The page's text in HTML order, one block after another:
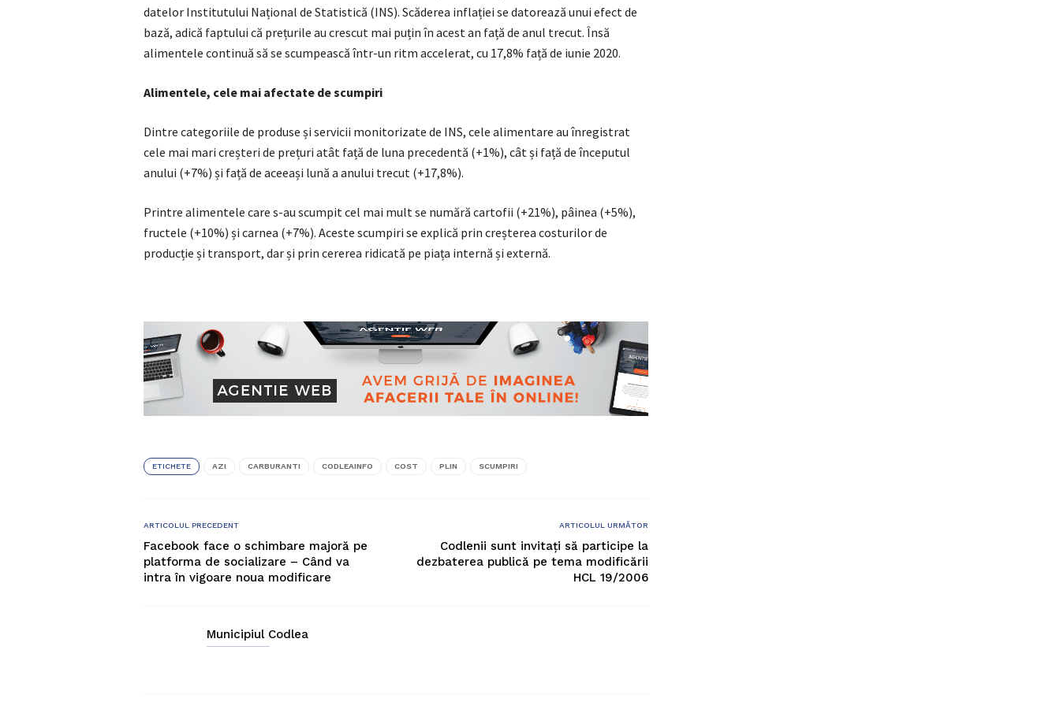
datelor Institutului Național de Statistică (INS). Scăderea inflației se datorează unui efect de
bază, adică faptului că prețurile au crescut mai puțin în acest an față de anul trecut. Însă
alimentele continuă să se scumpească într-un ritm accelerat, cu 17,8% față de iunie 2020.
Alimentele, cele mai afectate de scumpiri
Dintre categoriile de produse și servicii monitorizate de INS, cele alimentare au înregistrat
cele mai mari creșteri de prețuri atât față de luna precedentă (+1%), cât și față de începutul
anului (+7%) și față de aceeași lună a anului trecut (+17,8%).
Printre alimentele care s-au scumpit cel mai mult se numără cartofii (+21%), pâinea (+5%),
fructele (+10%) și carnea (+7%). Aceste scumpiri se explică prin creșterea costurilor de
producție și transport, dar și prin cererea ridicată pe piața internă și externă.
ETICHETE AZI CARBURANTI CODLEAINFO COST PLIN SCUMPIRI
ARTICOLUL PRECEDENT
Facebook face o schimbare majoră pe
platforma de socializare – Când va
intra în vigoare noua modificare
ARTICOLUL URMĂTOR
Codlenii sunt invitați să participe la
dezbaterea publică pe tema modificării
HCL 19/2006
Municipiul Codlea